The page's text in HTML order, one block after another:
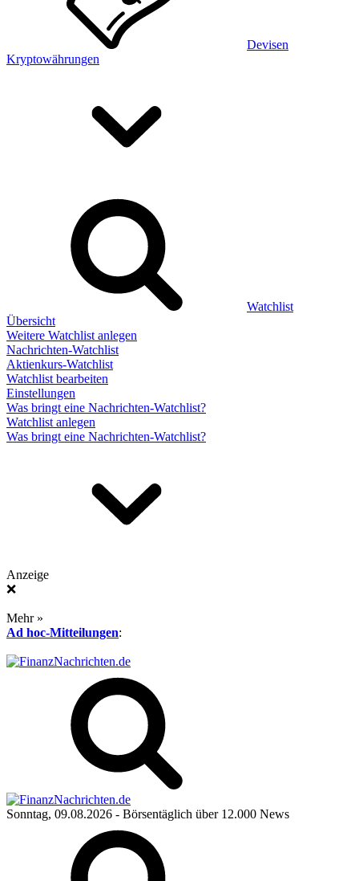
Devisen
Kryptowährungen
Watchlist
Übersicht
Weitere Watchlist anlegen
Nachrichten-Watchlist
Aktienkurs-Watchlist
Watchlist bearbeiten
Einstellungen
Was bringt eine Nachrichten-Watchlist?
Watchlist anlegen
Was bringt eine Nachrichten-Watchlist?
Anzeige
❌
Mehr »
Ad hoc-Mitteilungen:
Sonntag, 09.08.2026 - Börsentäglich über 12.000 News